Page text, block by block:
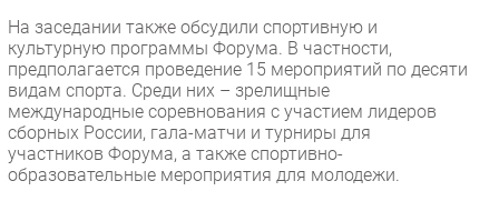
На заседании также обсудили спортивную и
культурную программы Форума. В частности,
предполагается проведение 15 мероприятий по десяти
видам спорта. Среди них – зрелищные
международные соревнования с участием лидеров
сборных России, гала-матчи и турниры для
участников Форума, а также спортивно-
образовательные мероприятия для молодежи.